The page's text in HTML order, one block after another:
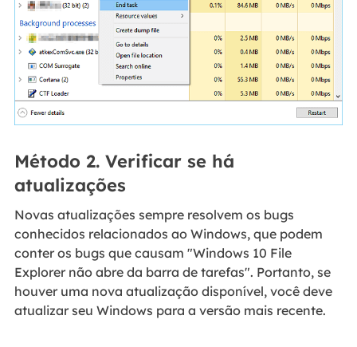
Método 2. Verificar se há
atualizações
Novas atualizações sempre resolvem os bugs
conhecidos relacionados ao Windows, que podem
conter os bugs que causam "Windows 10 File
Explorer não abre da barra de tarefas". Portanto, se
houver uma nova atualização disponível, você deve
atualizar seu Windows para a versão mais recente.